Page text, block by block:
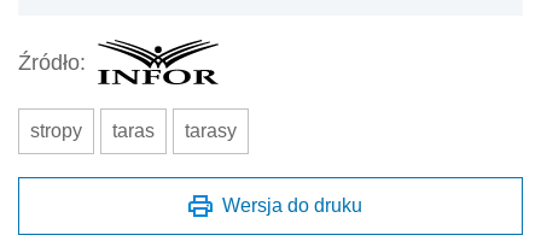
Źródło:
stropy taras tarasy
Wersja do druku